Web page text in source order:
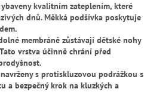
kvalitním zateplením, které
dnů. Měkká podšívka poskytuje
membráně zůstávají dětské nohy
vrstva účinně chrání před
s protiskluzovou podrážkou s
a bezpečný krok na kluzkých a